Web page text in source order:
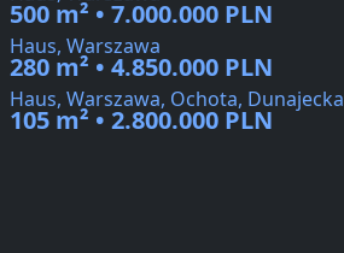
500 m² • 7.000.000 PLN
Haus, Warszawa
280 m² • 4.850.000 PLN
Haus, Warszawa, Ochota, Dunajecka
105 m² • 2.800.000 PLN